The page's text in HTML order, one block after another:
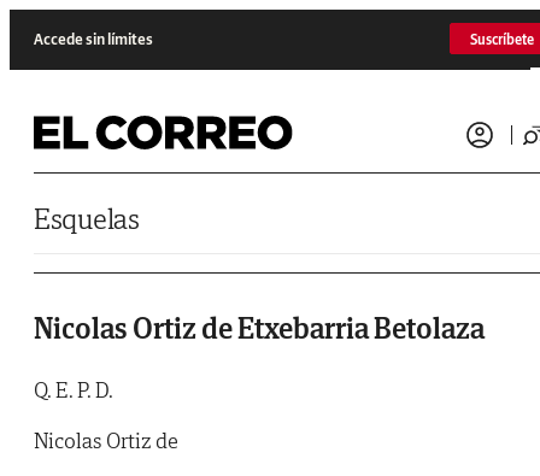
Accede sin límites Suscríbete
Esquelas
Nicolas Ortiz de Etxebarria Betolaza
Q. E. P. D.
Nicolas Ortiz de